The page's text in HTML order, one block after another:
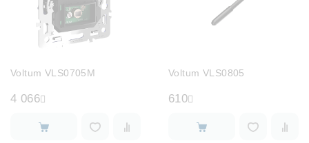
Фонари
Комплектующие
Voltum VLS0705M
4 066
Voltum VLS0805
610